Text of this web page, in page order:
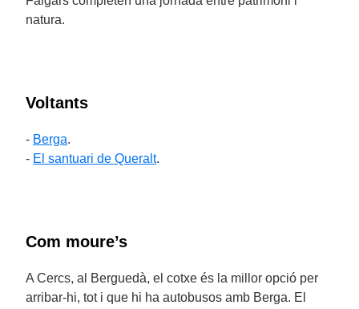
natura.
Voltants
- Berga.
- El santuari de Queralt.
Com moure’s
A Cercs, al Berguedà, el cotxe és la millor opció per
arribar-hi, tot i que hi ha autobusos amb Berga. El